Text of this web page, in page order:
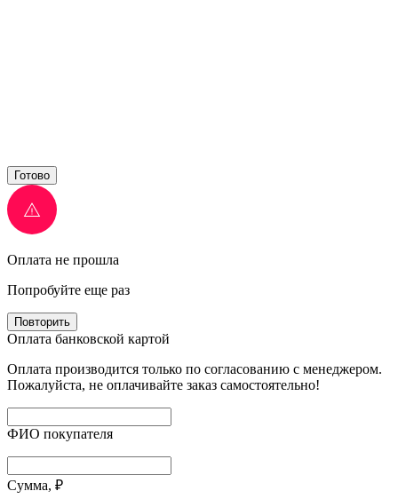
Готово
Оплата не прошла
Попробуйте еще раз
Повторить
Оплата банковской картой
Оплата производится только по согласованию с менеджером.
Пожалуйста, не оплачивайте заказ самостоятельно!
ФИО покупателя
Сумма, ₽